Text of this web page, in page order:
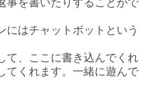
事を書いたりすることがで
にはチャットボットという
て、ここに書き込んでくれ
てくれます。一緒に遊んで